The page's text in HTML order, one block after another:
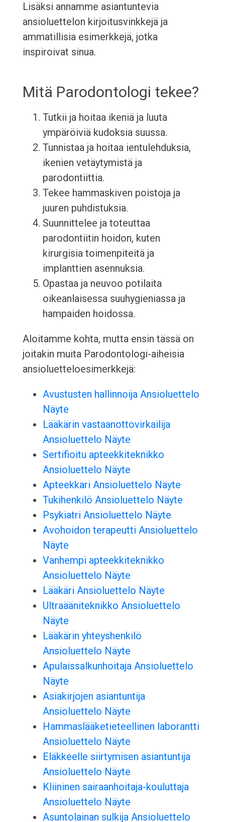
Lisäksi annamme asiantuntevia
ansioluettelon kirjoitusvinkkejä ja
ammatillisia esimerkkejä, jotka
inspiroivat sinua.
Mitä Parodontologi tekee?
Tutkii ja hoitaa ikeniä ja luuta
ympäröiviä kudoksia suussa.
Tunnistaa ja hoitaa ientulehduksia,
ikenien vetäytymistä ja
parodontiittia.
Tekee hammaskiven poistoja ja
juuren puhdistuksia.
Suunnittelee ja toteuttaa
parodontiitin hoidon, kuten
kirurgisia toimenpiteitä ja
implanttien asennuksia.
Opastaa ja neuvoo potilaita
oikeanlaisessa suuhygieniassa ja
hampaiden hoidossa.
Aloitamme kohta, mutta ensin tässä on
joitakin muita Parodontologi-aiheisia
ansioluetteloesimerkkejä:
Avustusten hallinnoija Ansioluettelo
Näyte
Lääkärin vastaanottovirkailija
Ansioluettelo Näyte
Sertifioitu apteekkiteknikko
Ansioluettelo Näyte
Apteekkari Ansioluettelo Näyte
Tukihenkilö Ansioluettelo Näyte
Psykiatri Ansioluettelo Näyte
Avohoidon terapeutti Ansioluettelo
Näyte
Vanhempi apteekkiteknikko
Ansioluettelo Näyte
Lääkäri Ansioluettelo Näyte
Ultraääniteknikko Ansioluettelo
Näyte
Lääkärin yhteyshenkilö
Ansioluettelo Näyte
Apulaissalkunhoitaja Ansioluettelo
Näyte
Asiakirjojen asiantuntija
Ansioluettelo Näyte
Hammaslääketieteellinen laborantti
Ansioluettelo Näyte
Eläkkeelle siirtymisen asiantuntija
Ansioluettelo Näyte
Kliininen sairaanhoitaja-kouluttaja
Ansioluettelo Näyte
Asuntolainan sulkija Ansioluettelo